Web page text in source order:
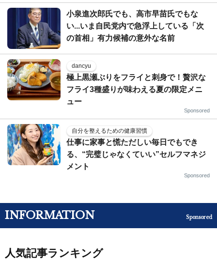
小泉進次郎氏でも、高市早苗氏でもな
い...いま自民党内で急浮上している「次
の首相」有力候補の意外な名前
dancyu
極上黒瀬ぶりをフライと刺身で！贅沢な
フライ3種盛りが味わえる夏の限定メニ
ュー
Sponsored
自分を整えるための健康習慣
仕事に家事と慌ただしい毎日でもでき
る、“完璧じゃなくていい”セルフマネジ
メント
Sponsored
INFORMATION Sponsored
人気記事ランキング